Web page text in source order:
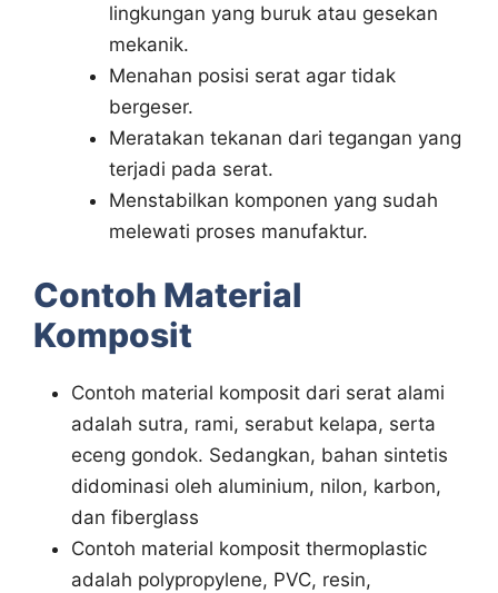
lingkungan yang buruk atau gesekan
mekanik.
Menahan posisi serat agar tidak
bergeser.
Meratakan tekanan dari tegangan yang
terjadi pada serat.
Menstabilkan komponen yang sudah
melewati proses manufaktur.
Contoh Material
Komposit
Contoh material komposit dari serat alami
adalah sutra, rami, serabut kelapa, serta
eceng gondok. Sedangkan, bahan sintetis
didominasi oleh aluminium, nilon, karbon,
dan fiberglass
Contoh material komposit thermoplastic
adalah polypropylene, PVC, resin,